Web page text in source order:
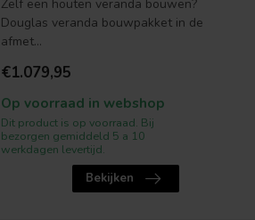
Zelf een houten veranda bouwen?
Douglas veranda bouwpakket in de
afmet...
€1.079,95
Op voorraad in webshop
Dit product is op voorraad. Bij
bezorgen gemiddeld 5 a 10
werkdagen levertijd.
Bekijken